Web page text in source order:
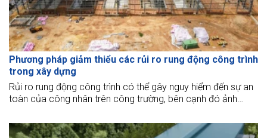
Phương pháp giảm thiểu các rủi ro rung động công trình
trong xây dựng
Rủi ro rung động công trình có thể gây nguy hiểm đến sự an
toàn của công nhân trên công trường, bên cạnh đó ảnh